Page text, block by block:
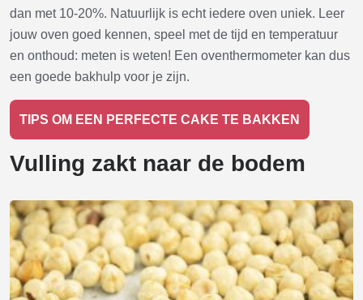
dan met 10-20%. Natuurlijk is echt iedere oven uniek. Leer
jouw oven goed kennen, speel met de tijd en temperatuur
en onthoud: meten is weten! Een oventhermometer kan dus
een goede bakhulp voor je zijn.
TIPS OM EEN PERFECTE CAKE TE BAKKEN
Vulling zakt naar de bodem